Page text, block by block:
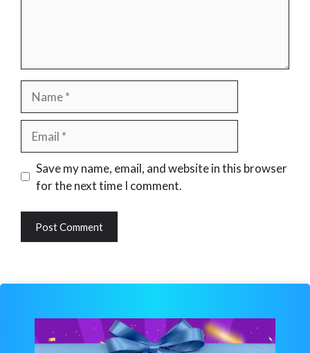
Website
Save my name, email, and website in this browser
for the next time I comment.